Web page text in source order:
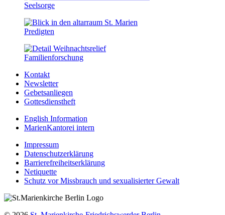
Seelsorge
Predigten
Familien­forschung
Kontakt
Newsletter
Gebetsanliegen
Gottesdienstheft
English Information
MarienKantorei intern
Impressum
Datenschutzerklärung
Barrierefreiheitserklärung
Netiquette
Schutz vor Missbrauch und sexualisierter Gewalt